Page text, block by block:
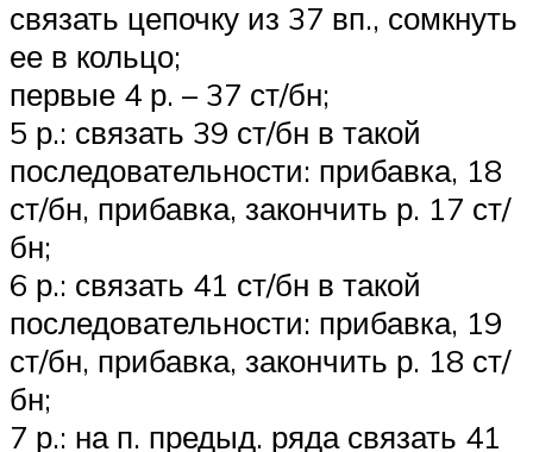
связать цепочку из 37 вп., сомкнуть
ее в кольцо;
первые 4 р. – 37 ст/бн;
5 р.: связать 39 ст/бн в такой
последовательности: прибавка, 18
ст/бн, прибавка, закончить р. 17 ст/
бн;
6 р.: связать 41 ст/бн в такой
последовательности: прибавка, 19
ст/бн, прибавка, закончить р. 18 ст/
бн;
7 р.: на п. предыд. ряда связать 41